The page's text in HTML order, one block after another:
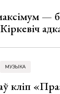
—
МУЗЫКА
кліп